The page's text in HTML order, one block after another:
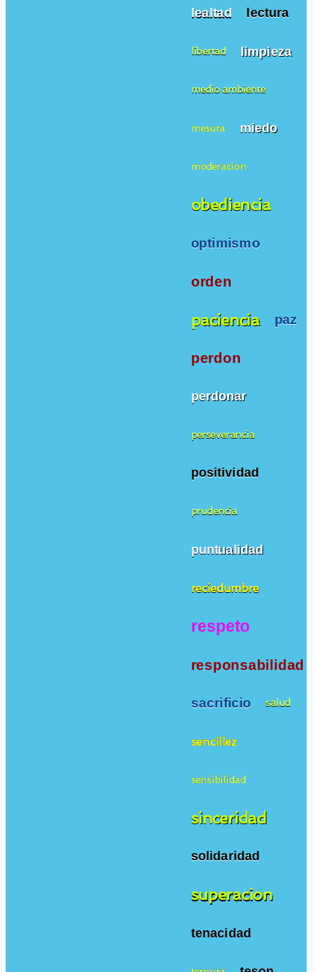
lealtad lectura
libertad limpieza
medio ambiente
mesura miedo
moderacion
obediencia
optimismo
orden
paciencia paz
perdon
perdonar
perseverancia
positividad
prudencia
puntualidad
reciedumbre
respeto
responsabilidad
sacrificio salud
sencillez
sensibilidad
sinceridad
solidaridad
superacion
tenacidad